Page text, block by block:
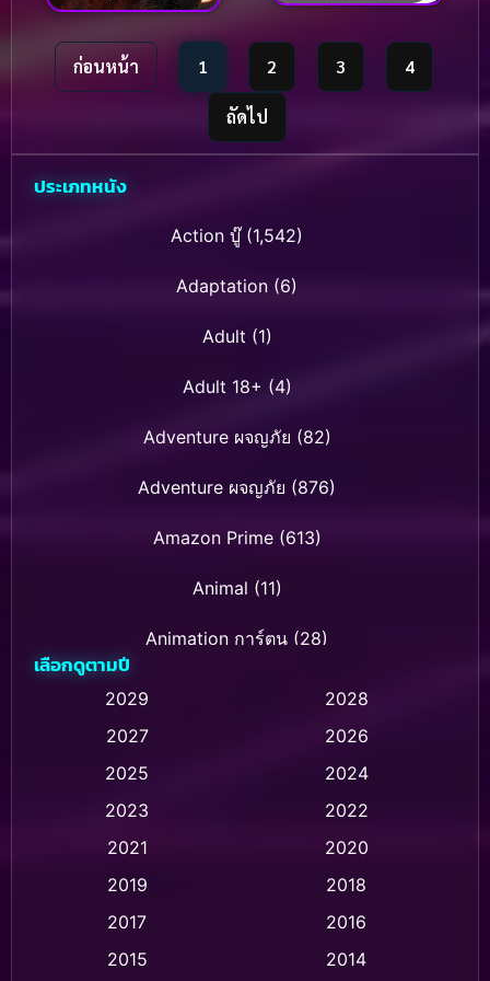
ก่อนหน้า 1 2 3 4
ถัดไป
ประเภทหนัง
Action บู๊(1,542)
Adaptation (6)
Adult (1)
Adult 18+ (4)
Adventure ผจญภัย (82)
Adventure ผจญภัย (876)
Amazon Prime(613)
Animal (11)
Animation การ์ตูน (28)
Animation การ์ตูน (236)
Animation การ์ตูน (32)
Animation แอนิเมชั่น (1)
Animation แอนิเมชัน (1)
เลือกดูตามปี
2029
2028
2027
2026
2025
2024
2023
2022
2021
2020
2019
2018
2017
2016
2015
2014